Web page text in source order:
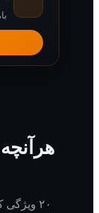
باهم دیگر چت
۲۰ ویژگی که تجربه